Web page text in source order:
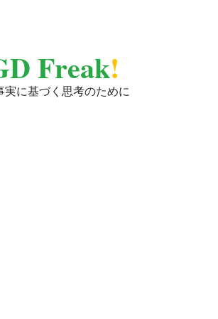
Freak!
実に基づく思考のために